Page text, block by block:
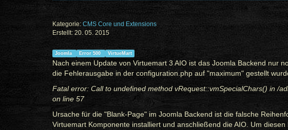
Kategorie: CMS Core und Extensions
Erstellt: 20. 05. 2015
Joomla Error 500 VirtueMart
Nach einem Update von Virtuemart 3 AIO ist das Joomla Backend nur
die Fehlerausgabe in der configuration.php auf "maximum" gestellt
Fatal error: Call to undefined method vRequest::vmSpecialChars() in /
on line 57
Ursache für die "Blank-Page" im Joomla Backend ist die falsche
Virtuemart Komponente installiert und anschließend die AIO. Um
Prev Next